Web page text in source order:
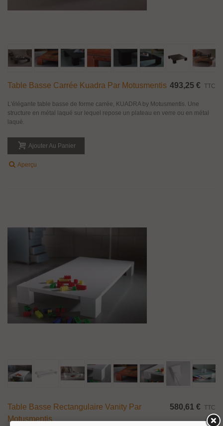
Table Basse Carrée Kuadra Par Motusmentis 493,25 € TTC
L'élégante table basse de forme carrée, KUADRA by Motusmentis. Une
structure en métal laqué sur lequel repose un plateau en verre ou en métal
laqué.
Ajouter Au Panier
Aperçu
Table Basse Rectangulaire Vanity Par
Motusmentis
580,61 € TTC